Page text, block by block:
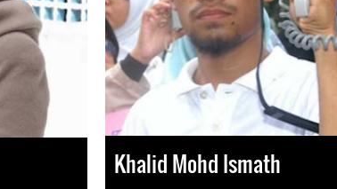
Khalid Mohd Ismath